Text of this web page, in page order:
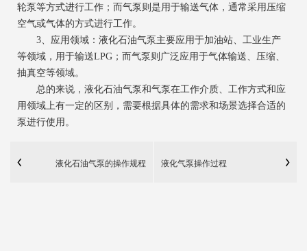
轮泵等方式进行工作；而气泵则是用于输送气体，通常采用压缩
空气或气体的方式进行工作。
3、应用领域：液化石油气泵主要应用于加油站、工业生产
等领域，用于输送LPG；而气泵则广泛应用于气体输送、压缩、
抽真空等领域。
总的来说，液化石油气泵和气泵在工作介质、工作方式和应
用领域上有一定的区别，需要根据具体的需求和场景选择合适的
泵进行使用。
液化石油气泵的操作规程 液化气泵操作过程